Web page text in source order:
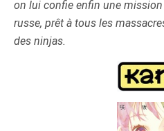
on lui confie enfin une
russe, prêt à tous les
des ninjas.